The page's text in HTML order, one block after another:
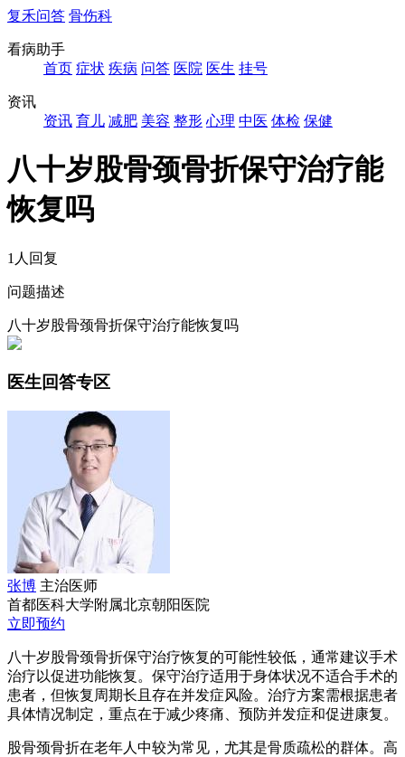
复禾问答 骨伤科
看病助手
首页 症状 疾病 问答 医院 医生 挂号
资讯
资讯 育儿 减肥 美容 整形 心理 中医 体检 保健
八十岁股骨颈骨折保守治疗能
恢复吗
1人回复
问题描述
八十岁股骨颈骨折保守治疗能恢复吗
医生回答专区
张博 主治医师
首都医科大学附属北京朝阳医院
立即预约
八十岁股骨颈骨折保守治疗恢复的可能性较低，通常建议手术
治疗以促进功能恢复。保守治疗适用于身体状况不适合手术的
患者，但恢复周期长且存在并发症风险。治疗方案需根据患者
具体情况制定，重点在于减少疼痛、预防并发症和促进康复。
股骨颈骨折在老年人中较为常见，尤其是骨质疏松的群体。高